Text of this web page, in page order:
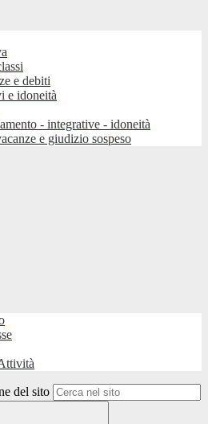
e debiti
e idoneità
- integrative - idoneità
e giudizio sospeso
del sito